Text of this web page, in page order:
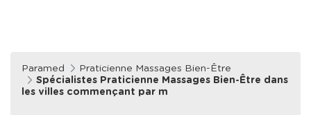
Paramed
Praticienne Massages Bien-Être
Spécialistes Praticienne Massages Bien-Être dans
les villes commençant par m